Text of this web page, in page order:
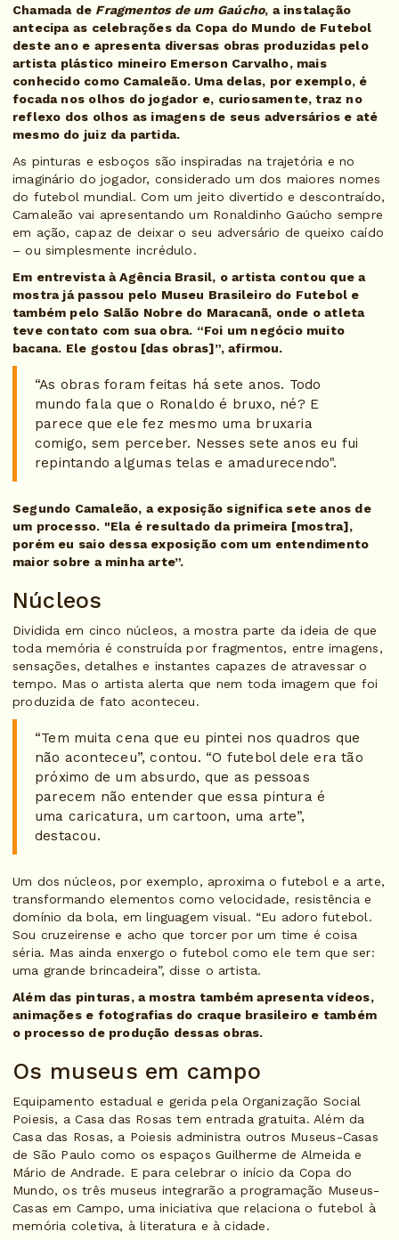
Chamada de Fragmentos de um Gaúcho, a instalação
antecipa as celebrações da Copa do Mundo de Futebol
deste ano e apresenta diversas obras produzidas pelo
artista plástico mineiro Emerson Carvalho, mais
conhecido como Camaleão. Uma delas, por exemplo, é
focada nos olhos do jogador e, curiosamente, traz no
reflexo dos olhos as imagens de seus adversários e até
mesmo do juiz da partida.
As pinturas e esboços são inspiradas na trajetória e no
imaginário do jogador, considerado um dos maiores nomes
do futebol mundial. Com um jeito divertido e descontraído,
Camaleão vai apresentando um Ronaldinho Gaúcho sempre
em ação, capaz de deixar o seu adversário de queixo caído
– ou simplesmente incrédulo.
Em entrevista à Agência Brasil, o artista contou que a
mostra já passou pelo Museu Brasileiro do Futebol e
também pelo Salão Nobre do Maracanã, onde o atleta
teve contato com sua obra. “Foi um negócio muito
bacana. Ele gostou [das obras]”, afirmou.
“As obras foram feitas há sete anos. Todo
mundo fala que o Ronaldo é bruxo, né? E
parece que ele fez mesmo uma bruxaria
comigo, sem perceber. Nesses sete anos eu fui
repintando algumas telas e amadurecendo".
Segundo Camaleão, a exposição significa sete anos de
um processo. "Ela é resultado da primeira [mostra],
porém eu saio dessa exposição com um entendimento
maior sobre a minha arte”.
Núcleos
Dividida em cinco núcleos, a mostra parte da ideia de que
toda memória é construída por fragmentos, entre imagens,
sensações, detalhes e instantes capazes de atravessar o
tempo. Mas o artista alerta que nem toda imagem que foi
produzida de fato aconteceu.
“Tem muita cena que eu pintei nos quadros que
não aconteceu”, contou. “O futebol dele era tão
próximo de um absurdo, que as pessoas
parecem não entender que essa pintura é
uma caricatura, um cartoon, uma arte”,
destacou.
Um dos núcleos, por exemplo, aproxima o futebol e a arte,
transformando elementos como velocidade, resistência e
domínio da bola, em linguagem visual. “Eu adoro futebol.
Sou cruzeirense e acho que torcer por um time é coisa
séria. Mas ainda enxergo o futebol como ele tem que ser:
uma grande brincadeira”, disse o artista.
Além das pinturas, a mostra também apresenta vídeos,
animações e fotografias do craque brasileiro e também
o processo de produção dessas obras.
Os museus em campo
Equipamento estadual e gerida pela Organização Social
Poiesis, a Casa das Rosas tem entrada gratuita. Além da
Casa das Rosas, a Poiesis administra outros Museus-Casas
de São Paulo como os espaços Guilherme de Almeida e
Mário de Andrade. E para celebrar o início da Copa do
Mundo, os três museus integrarão a programação Museus-
Casas em Campo, uma iniciativa que relaciona o futebol à
memória coletiva, à literatura e à cidade.